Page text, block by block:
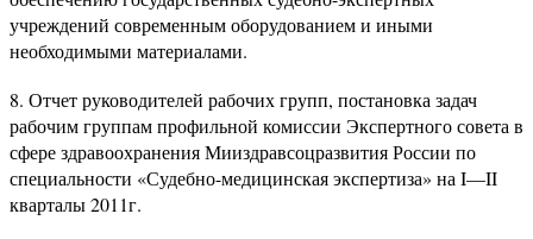
учреждений современным оборудованием и иными
необходимыми материалами.
8. Отчет руководителей рабочих групп, постановка задач
рабочим группам профильной комиссии Экспертного совета в
сфере здравоохранения Мииздравсоцразвития России по
специальности «Судебно-медицинская экспертиза» на I—II
кварталы 2011г.